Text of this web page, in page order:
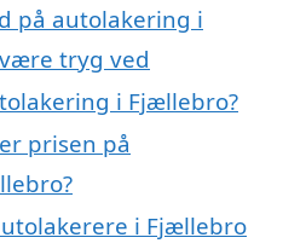
på autolakering i
tryg ved
i Fjællebro?
prisen på
i Fjællebro